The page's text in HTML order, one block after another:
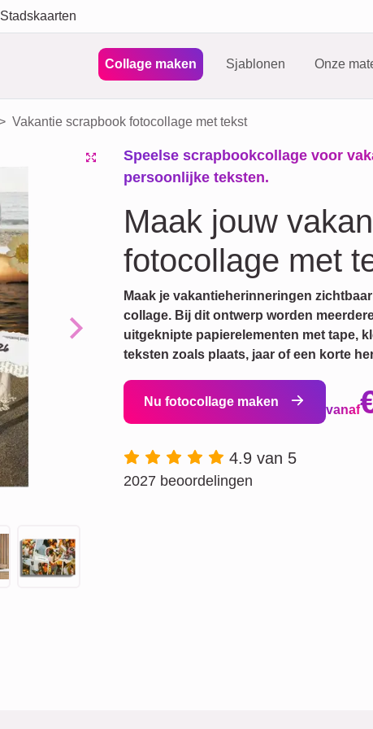
Stadskaarten
Collage maken Sjablonen Onze
Vakantie scrapbook fotocollage met tekst
Next
Speelse scrapbookcollage voor
persoonlijke teksten.
Maak jouw
fotocollage met
Maak je vakantieherinneringen
collage. Bij dit ontwerp worden
uitgeknipte papierelementen met tape,
teksten zoals plaats, jaar of een korte
Nu fotocollage maken
vanaf
4.9 van 5
2027 beoordelingen